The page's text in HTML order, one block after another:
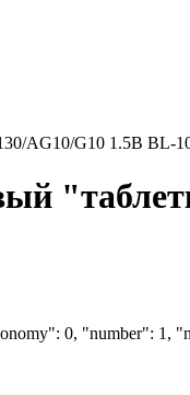
AG10/G10 1.5В
0, "number": 1,